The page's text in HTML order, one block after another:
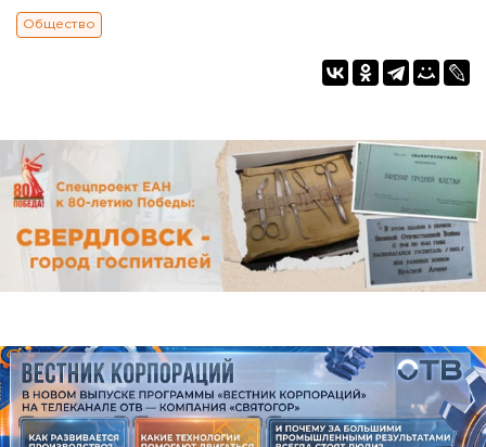
Общество